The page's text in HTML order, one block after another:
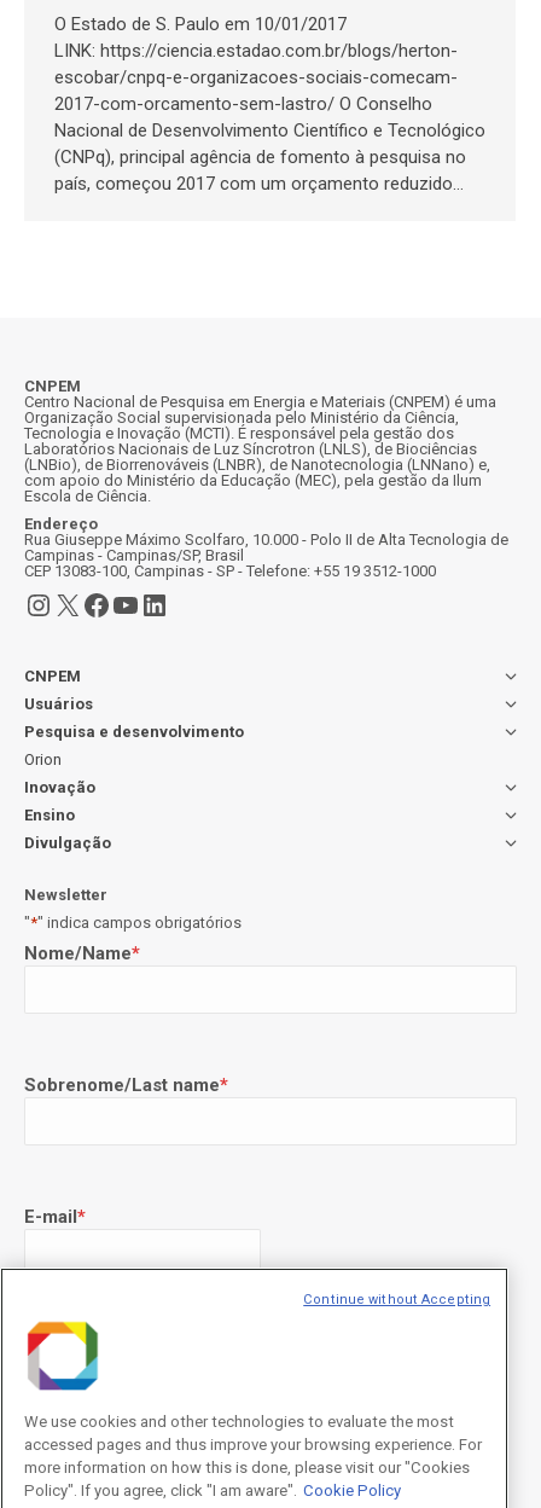
O Estado de S. Paulo em 10/01/2017
LINK: https://ciencia.estadao.com.br/blogs/herton-
escobar/cnpq-e-organizacoes-sociais-comecam-
2017-com-orcamento-sem-lastro/ O Conselho
Nacional de Desenvolvimento Científico e Tecnológico
(CNPq), principal agência de fomento à pesquisa no
país, começou 2017 com um orçamento reduzido…
CNPEM
Centro Nacional de Pesquisa em Energia e Materiais (CNPEM) é uma
Organização Social supervisionada pelo Ministério da Ciência,
Tecnologia e Inovação (MCTI). É responsável pela gestão dos
Laboratórios Nacionais de Luz Síncrotron (LNLS), de Biociências
(LNBio), de Biorrenováveis (LNBR), de Nanotecnologia (LNNano) e,
com apoio do Ministério da Educação (MEC), pela gestão da Ilum
Escola de Ciência.
Endereço
Rua Giuseppe Máximo Scolfaro, 10.000 - Polo II de Alta Tecnologia de
Campinas - Campinas/SP, Brasil
CEP 13083-100, Campinas - SP - Telefone: +55 19 3512-1000
Instagram
X Facebook
Youtube
LinkedIn
CNPEM
Usuários
Pesquisa e desenvolvimento
Orion
Inovação
Ensino
Divulgação
Newsletter
"*" indica campos obrigatórios
Nome/Name*
Sobrenome/Last name*
E-mail*
Declaração de consentimento
Concordo com os termos de uso descritos na
Privacidade
We use cookies and other technologies to evaluate the most
accessed pages and thus improve your browsing experience. For
more information on how this is done, please visit our "Cookies
Policy". If you agree, click "I am aware". Cookie Policy
Continue without Accepting